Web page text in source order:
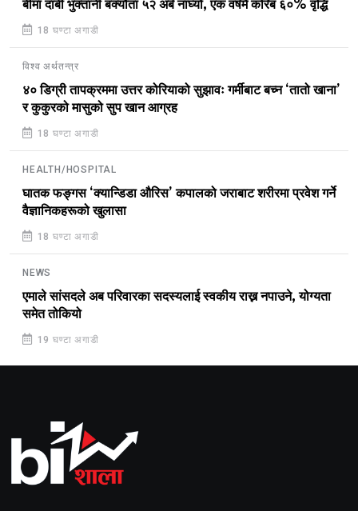
बीमा दाबी भुक्तानी बक्यौता ५२ अर्ब नाघ्यो, एक वर्षमै करिब ६०% वृद्धि
18 घण्टा अगाडी
विश्व अर्थतन्त्र
४० डिग्री तापक्रममा उत्तर कोरियाको सुझावः गर्मीबाट बच्न ‘तातो खाना’
र कुकुरको मासुको सुप खान आग्रह
18 घण्टा अगाडी
HEALTH/HOSPITAL
घातक फङ्गस ‘क्यान्डिडा औरिस’ कपालको जराबाट शरीरमा प्रवेश गर्ने
वैज्ञानिकहरूको खुलासा
18 घण्टा अगाडी
NEWS
एमाले सांसदले अब परिवारका सदस्यलाई स्वकीय राख्न नपाउने, योग्यता
समेत तोकियो
19 घण्टा अगाडी